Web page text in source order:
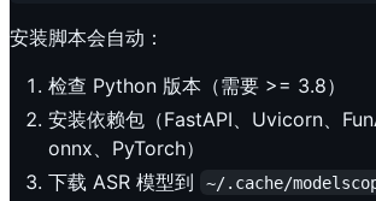
安装脚本会自动：
检查 Python 版本（需要 >= 3.8）
安装依赖包（FastAPI、Uvicorn、
onnx、PyTorch）
下载 ASR 模型到
~/.cache/